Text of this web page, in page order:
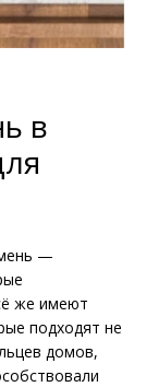
в
—
же имеют
подходят не
домов,